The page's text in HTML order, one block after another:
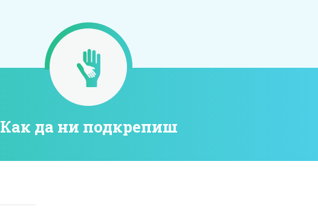
Как да ни подкрепиш